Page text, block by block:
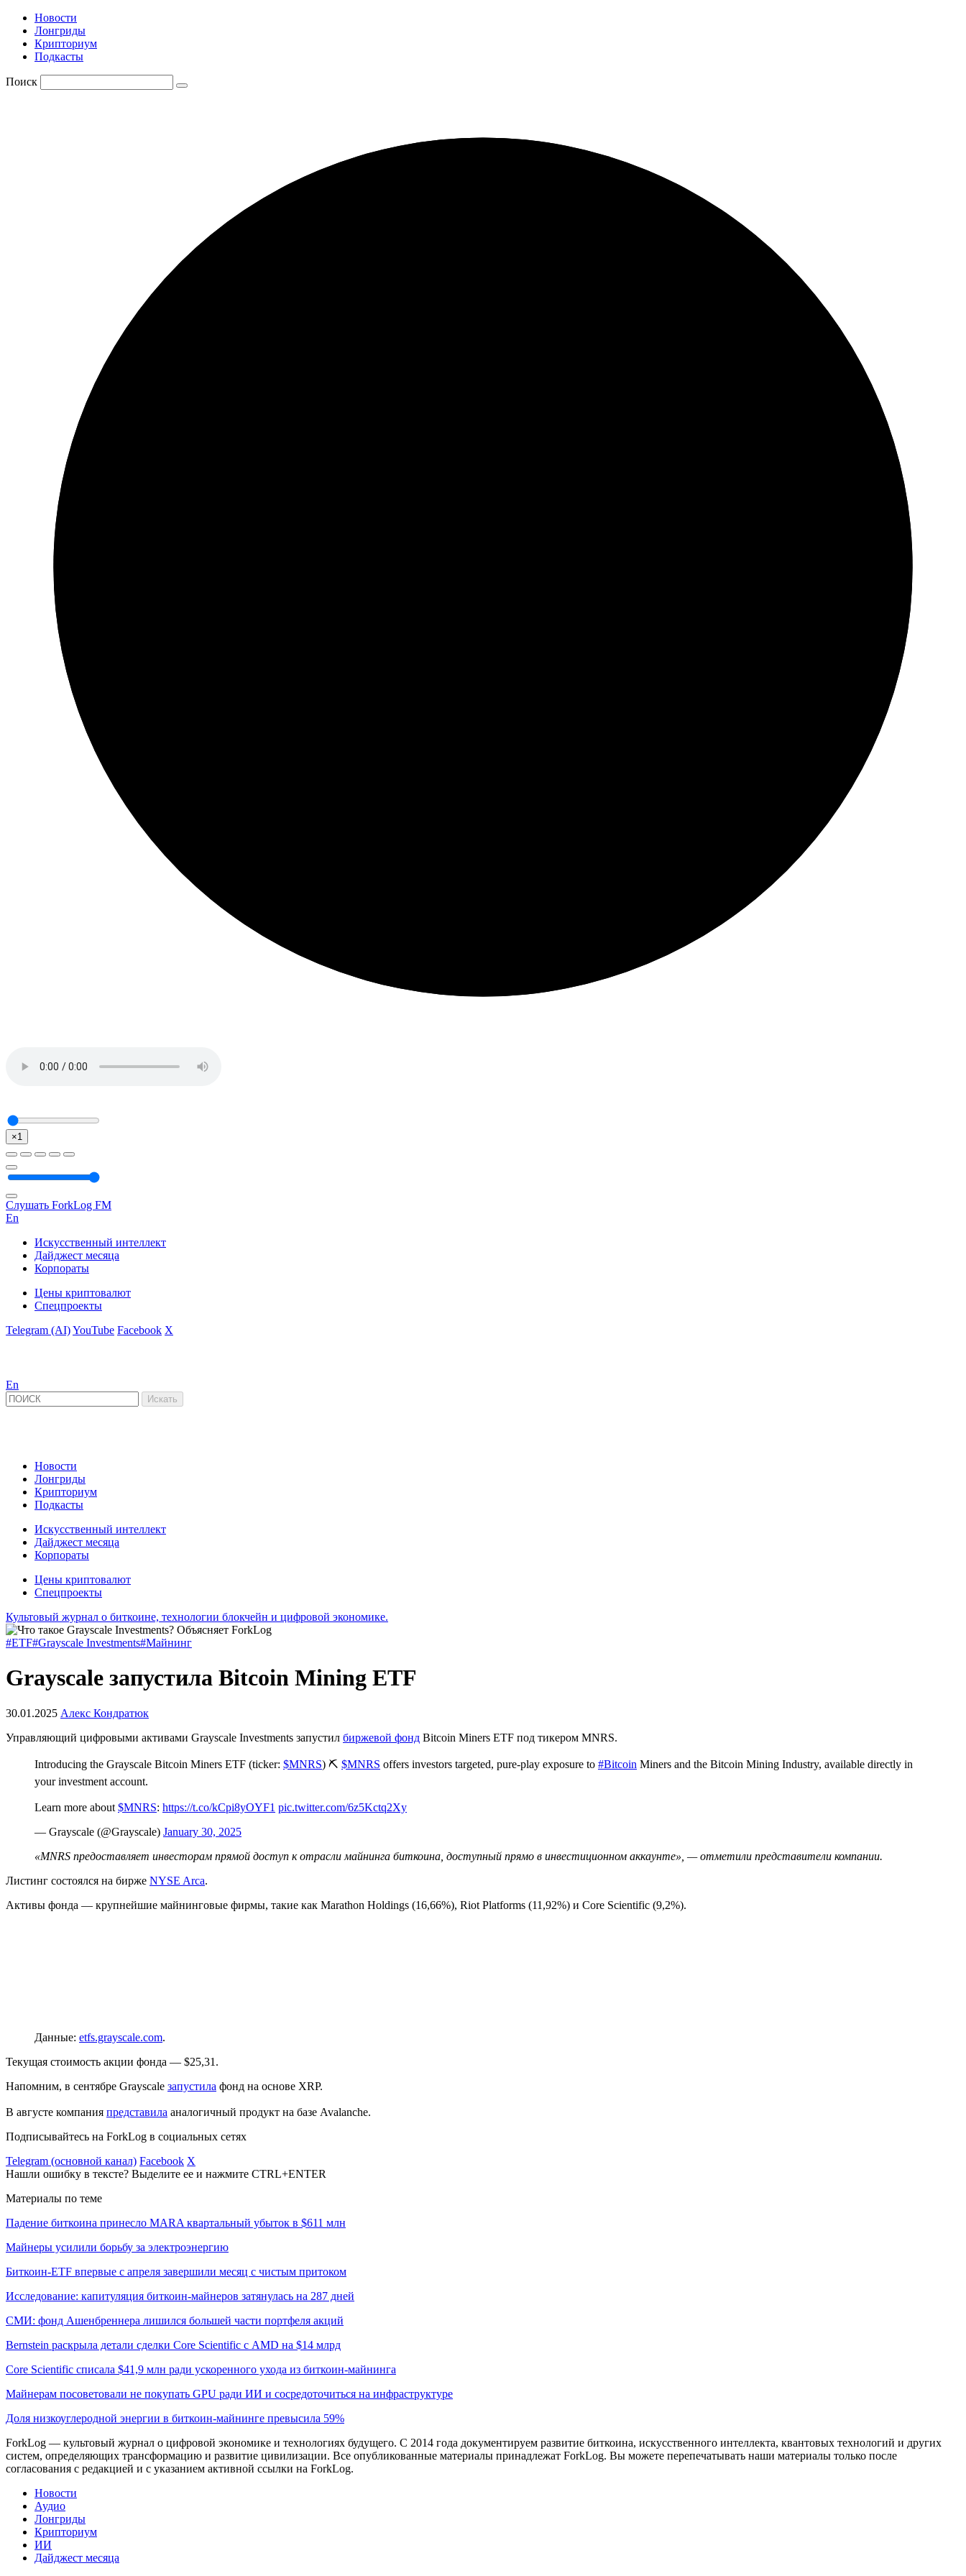
Новости
Лонгриды
Крипториум
Подкасты
Поиск
×1
Слушать ForkLog FM
En
Искусственный интеллект
Дайджест месяца
Корпораты
Цены криптовалют
Спецпроекты
Telegram (AI)YouTube Facebook X
En
Новости
Лонгриды
Крипториум
Подкасты
Искусственный интеллект
Дайджест месяца
Корпораты
Цены криптовалют
Спецпроекты
Культовый журнал о биткоине, технологии блокчейн и цифровой экономике.
#ETF#Grayscale Investments#Майнинг
Grayscale запустила Bitcoin Mining ETF
30.01.2025 Алекс Кондратюк
Управляющий цифровыми активами Grayscale Investments запустил биржевой фонд Bitcoin Miners ETF под тикером MNRS.
Introducing the Grayscale Bitcoin Miners ETF (ticker: $MNRS) ⛏ $MNRS offers investors targeted, pure-play exposure to #Bitcoin Miners and the Bitcoin Mining Industry, available directly in
your investment account.
Learn more about $MNRS: https://t.co/kCpi8yOYF1 pic.twitter.com/6z5Kctq2Xy
— Grayscale (@Grayscale) January 30, 2025
«MNRS предоставляет инвесторам прямой доступ к отрасли майнинга биткоина, доступный прямо в инвестиционном аккаунте», — отметили представители компании.
Листинг состоялся на бирже NYSE Arca.
Активы фонда — крупнейшие майнинговые фирмы, такие как Marathon Holdings (16,66%), Riot Platforms (11,92%) и Core Scientific (9,2%).
Данные: etfs.grayscale.com.
Текущая стоимость акции фонда — $25,31.
Напомним, в сентябре Grayscale запустила фонд на основе XRP.
В августе компания представила аналогичный продукт на базе Avalanche.
Подписывайтесь на ForkLog в социальных сетях
Telegram (основной канал) Facebook X
Нашли ошибку в тексте? Выделите ее и нажмите CTRL+ENTER
Материалы по теме
Падение биткоина принесло MARA квартальный убыток в $611 млн
Майнеры усилили борьбу за электроэнергию
Биткоин-ETF впервые с апреля завершили месяц с чистым притоком
Исследование: капитуляция биткоин-майнеров затянулась на 287 дней
СМИ: фонд Ашенбреннера лишился большей части портфеля акций
Bernstein раскрыла детали сделки Core Scientific с AMD на $14 млрд
Core Scientific списала $41,9 млн ради ускоренного ухода из биткоин-майнинга
Майнерам посоветовали не покупать GPU ради ИИ и сосредоточиться на инфраструктуре
Доля низкоуглеродной энергии в биткоин-майнинге превысила 59%
ForkLog — культовый журнал о цифровой экономике и технологиях будущего. С 2014 года документируем развитие биткоина, искусственного интеллекта, квантовых технологий и других
систем, определяющих трансформацию и развитие цивилизации. Все опубликованные материалы принадлежат ForkLog. Вы можете перепечатывать наши материалы только после
согласования с редакцией и с указанием активной ссылки на ForkLog.
Новости
Аудио
Лонгриды
Крипториум
ИИ
Дайджест месяца